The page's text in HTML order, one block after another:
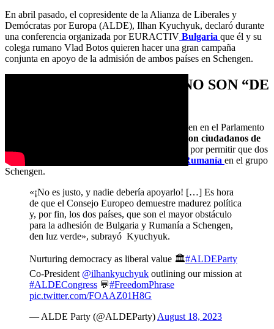
En abril pasado, el copresidente de la Alianza de Liberales y
Demócratas por Europa (ALDE), Ilhan Kyuchyuk, declaró durante
una conferencia organizada por EURACTIV Bulgaria que él y su
colega rumano Vlad Botos quieren hacer una gran campaña
conjunta en apoyo de la admisión de ambos países en Schengen.
BÚLGAROS Y RUMANOS NO SON “DE
El mes pasado, durante un debate sobre Schengen en el Parlamento
búlgaros y rumanos no son ciudadanos de
segunda en la UE
. Criticó al Consejo Europeo por permitir que dos
países
bloquearan la entrada de Bulgaria y Rumanía en el grupo
Schengen.
«¡No es justo, y nadie debería apoyarlo! […] Es hora
de que el Consejo Europeo demuestre madurez política
y, por fin, los dos países, que son el mayor obstáculo
para la adhesión de Bulgaria y Rumanía a Schengen,
den luz verde», subrayó Kyuchyuk.
Nurturing democracy as liberal value 🏛️#ALDEParty
Co-President @ilhankyuchyuk outlining our mission at
#ALDECongress 💬#FreedomPhrase
pic.twitter.com/FOAAZ01H8G
— ALDE Party (@ALDEParty) August 18, 2023